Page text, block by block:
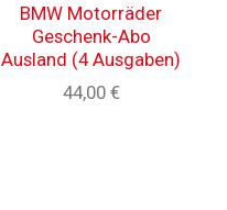
BMW Motorräder
Geschenk-Abo
Ausland (4 Ausgaben)
44,00 €